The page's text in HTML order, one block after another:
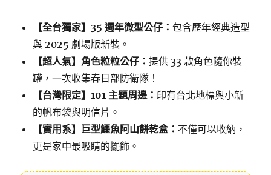
【全台獨家】35 週年微型公仔：包含歷年經典造型
與 2025 劇場版新裝。
【超人氣】角色粒粒公仔：提供 33 款角色隨你裝
罐，一次收集春日部防衛隊！
【台灣限定】101 主題周邊： 印有台北地標與小新
的帆布袋與明信片。
【實用系】巨型鱷魚阿山餅乾盒： 不僅可以收納，
更是家中最吸睛的擺飾。